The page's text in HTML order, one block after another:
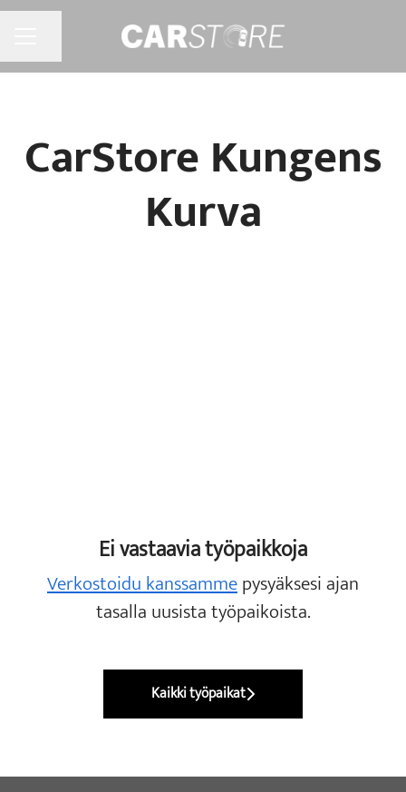
CarStore Kungens
Kurva
Ei vastaavia työpaikkoja
Verkostoidu kanssammepysyäksesi ajan
tasalla uusista työpaikoista.
Kaikki työpaikat